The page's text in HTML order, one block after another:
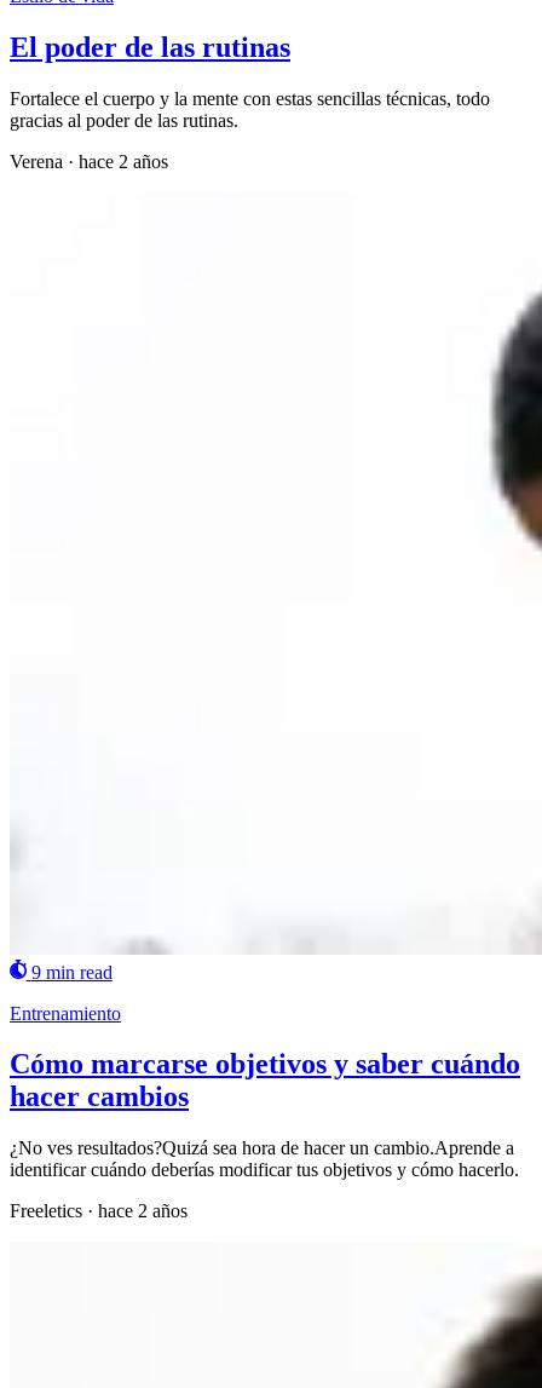
El poder de las rutinas
Fortalece el cuerpo y la mente con estas sencillas técnicas, todo
gracias al poder de las rutinas.
Verena · hace 2 años
9 min read
Entrenamiento
Cómo marcarse objetivos y saber cuándo
hacer cambios
¿No ves resultados?Quizá sea hora de hacer un cambio.Aprende a
identificar cuándo deberías modificar tus objetivos y cómo hacerlo.
Freeletics · hace 2 años